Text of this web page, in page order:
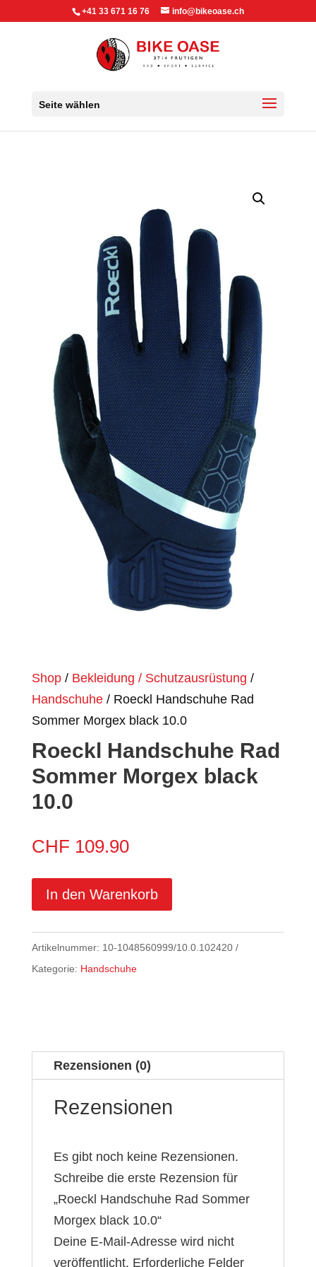
+41 33 671 16 76 info@bikeoase.ch
Seite wählen
Shop/ Bekleidung / Schutzausrüstung /
Handschuhe/ Roeckl Handschuhe Rad
Sommer Morgex black 10.0
Roeckl Handschuhe Rad
Sommer Morgex black
10.0
CHF 109.90
In den Warenkorb
Artikelnummer: 10-1048560999/10.0.102420
Kategorie: Handschuhe
Rezensionen (0)
Rezensionen
Es gibt noch keine Rezensionen.
Schreibe die erste Rezension für
„Roeckl Handschuhe Rad Sommer
Morgex black 10.0“
Deine E-Mail-Adresse wird nicht
veröffentlicht. Erforderliche Felder